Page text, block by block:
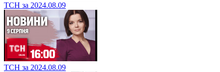
ТСН за 2024.08.09
ТСН за 2024.08.09